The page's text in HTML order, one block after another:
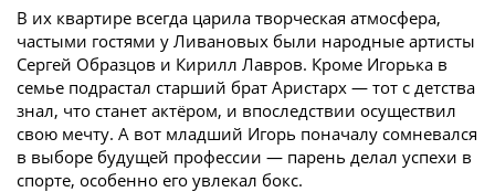
В их квартире всегда царила творческая атмосфера,
частыми гостями у Ливановых были народные артисты
Сергей Образцов и Кирилл Лавров. Кроме Игорька в
семье подрастал старший брат Аристарх — тот с детства
знал, что станет актёром, и впоследствии осуществил
свою мечту. А вот младший Игорь поначалу сомневался
в выборе будущей профессии — парень делал успехи в
спорте, особенно его увлекал бокс.